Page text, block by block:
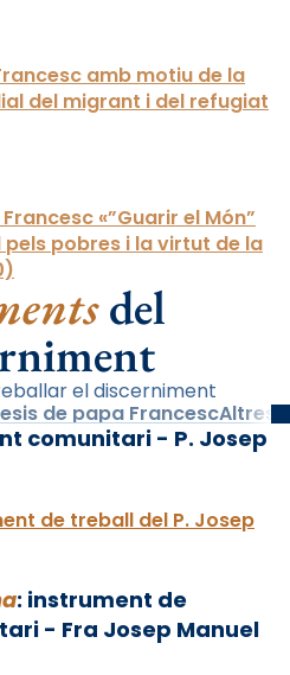
amb motiu de la
del migrant i del refugiat
«”Guarir el Món”
pels pobres i la virtut de la
del
el discerniment
de papa FrancescAltres
comunitari - P. Josep
de treball del P. Josep
: instrument de
- Fra Josep Manuel